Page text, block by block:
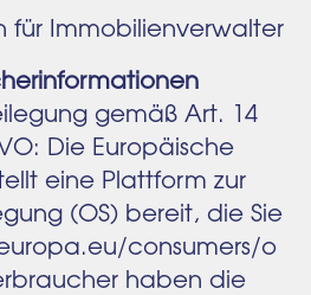
für Immobilienverwalter
gemäß Art. 14
Die Europäische
eine Plattform zur
(OS) bereit, die Sie
consumers/o
haben die